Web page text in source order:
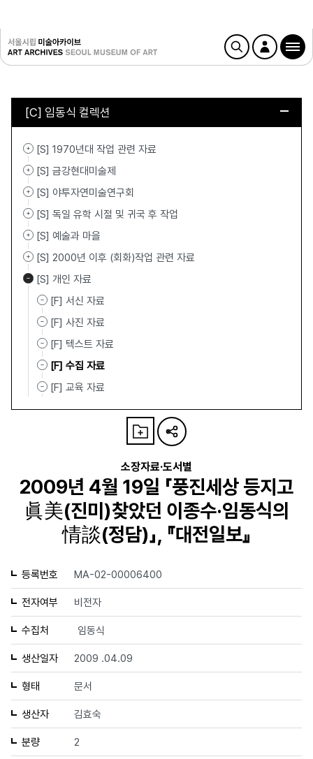
[C] 임동식 컬렉션
[S] 1970년대 작업 관련 자료
[S] 금강현대미술제
[S] 야투자연미술연구회
[S] 독일 유학 시절 및 귀국 후 작업
[S] 예술과 마을
[S] 2000년 이후 (회화)작업 관련 자료
[S] 개인 자료
[F] 서신 자료
[F] 사진 자료
[F] 텍스트 자료
[F] 수집 자료
[F] 교육 자료
소장자료·도서별
2009년 4월 19일 「풍진세상 등지고
眞美(진미)찾았던 이종수·임동식의
情談(정담)」, 『대전일보』
등록번호 MA-02-00006400
전자여부 비전자
수집처 임동식
생산일자 2009 .04.09
형태 문서
생산자 김효숙
분량 2